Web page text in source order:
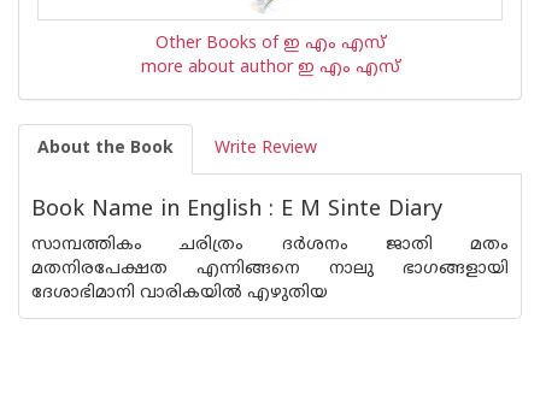
Other Books of ഇ എം എസ്
more about author ഇ എം എസ്
About the Book Write Review
Book Name in English : E M Sinte Diary
സാമ്പത്തികം ചരിത്രം ദര്‍ശനം ജാതി മതം
മതനിരപേക്ഷത എന്നിങ്ങനെ നാലു ഭാഗങ്ങളായി
ദേശാഭിമാനി വാരികയില്‍ എഴുതിയ